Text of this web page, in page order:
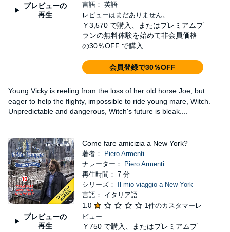
プレビューの
再生
言語： 英語
レビューはまだありません。
￥3,570 で購入、またはプレミアムプ
ランの無料体験を始めて非会員価格
の30％OFF で購入
会員登録で30％OFF
Young Vicky is reeling from the loss of her old horse Joe, but
eager to help the flighty, impossible to ride young mare, Witch.
Unpredictable and dangerous, Witch's future is bleak....
プレビューの
再生
Come fare amicizia a New York?
著者：
Piero Armenti
ナレーター：
Piero Armenti
再生時間： 7 分
シリーズ：
Il mio viaggio a New York
言語： イタリア語
1.0
1件のカスタマーレ
ビュー
￥750 で購入、またはプレミアムプ